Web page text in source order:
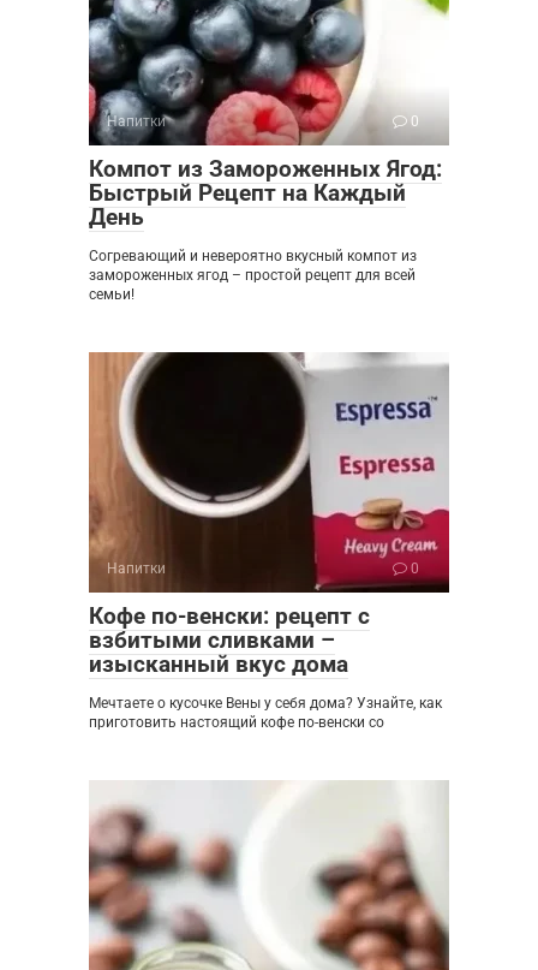
Напитки 0
Компот из Замороженных Ягод:
Быстрый Рецепт на Каждый
День
Согревающий и невероятно вкусный компот из
замороженных ягод – простой рецепт для всей
семьи!
Напитки 0
Кофе по-венски: рецепт с
взбитыми сливками –
изысканный вкус дома
Мечтаете о кусочке Вены у себя дома? Узнайте, как
приготовить настоящий кофе по-венски со